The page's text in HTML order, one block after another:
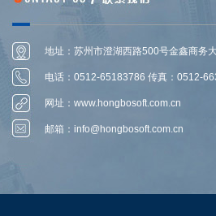
地址：苏州市澄湖西路500号金鑫商务
1306-1314室
电话：0512-65183786 传真：0512-
网址： www.hongbosoft.com.cn
邮箱： info@hongbosoft.com.cn